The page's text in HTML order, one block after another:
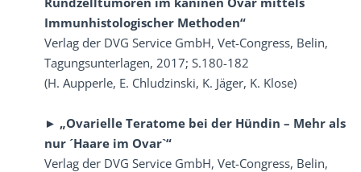
Immunhistologischer Methoden“
Verlag der DVG Service GmbH, Vet-Congress, Belin,
Tagungsunterlagen, 2017; S.180-182
(H. Aupperle, E. Chludzinski, K. Jäger, K. Klose)
► „Ovarielle Teratome bei der Hündin – Mehr als
nur ´Haare im Ovar`“
Verlag der DVG Service GmbH, Vet-Congress, Belin,